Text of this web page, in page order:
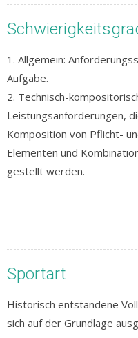
1. Allgemein:
Aufgabe.
2. Technisch-
Leistungsanforderungen,
Komposition von Pflicht-
Elementen und
gestellt werden.
Sportart
Historisch entstandene
sich auf der Grundlage